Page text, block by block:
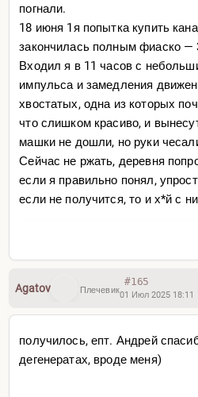
погнали.
18 июня 1я попытка купить
закончилась полным фиаско —
Входил я в 11 часов с
импульса и замедления
хвостатых, одна из которых
что слишком красиво, и
машки не дошли, но руки
Сейчас не ржать, деревня
если я правильно понял,
если не получится, то и х*й с
Agatov Плечевик
#165
01 Июл 2025 18:11
получилось, епт. Андрей
дегенератах, вроде меня)